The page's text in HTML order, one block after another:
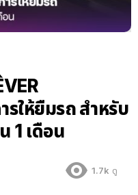
ให้ยืมรถ สำหรับ
1 เดือน
1.7k ดู